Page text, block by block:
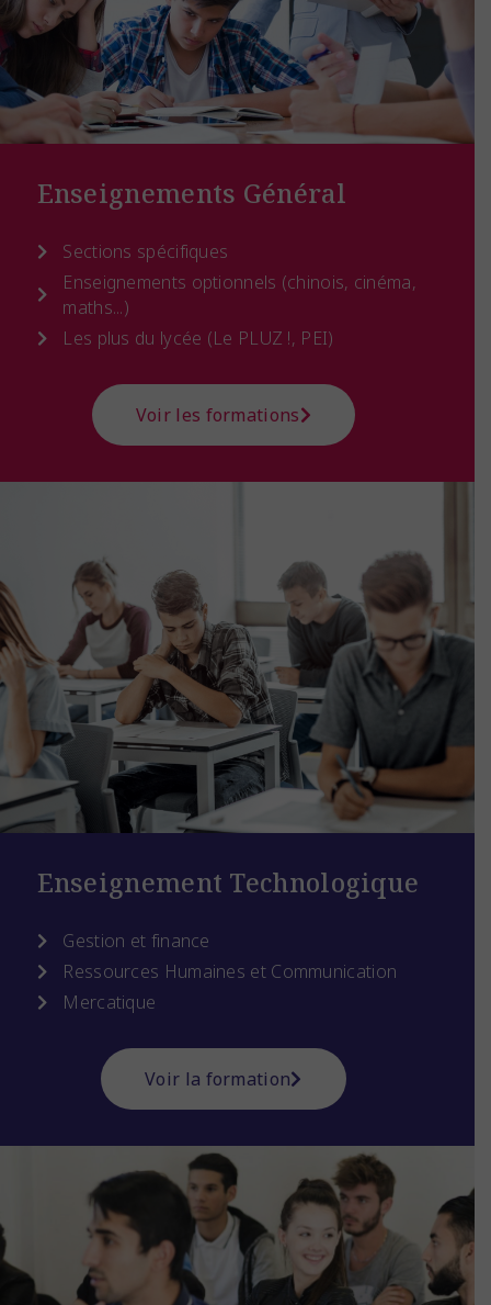
Enseignements Général
Sections spécifiques
Enseignements optionnels (chinois, cinéma,
maths...)
Les plus du lycée (Le PLUZ !, PEI)
Voir les formations
Enseignement Technologique
Gestion et finance
Ressources Humaines et Communication
Mercatique
Voir la formation